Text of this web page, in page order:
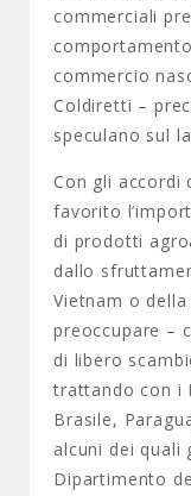
commerciali
commercio
Coldiretti –
speculano sul
Con gli accordi
favorito
di prodotti
dallo
Vietnam o
preoccupare –
di libero
trattando con i
Brasile,
alcuni dei quali
Dipartimento